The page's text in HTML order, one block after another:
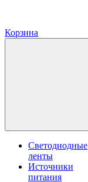
Корзина
Светодиодные
ленты
Источники
питания